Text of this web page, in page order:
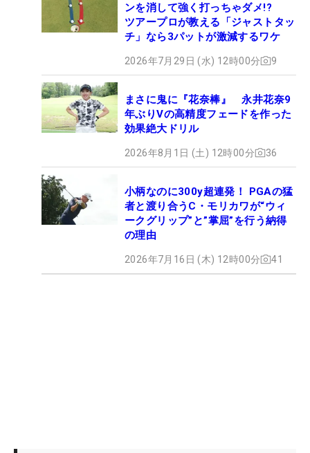
ンを消して強く打っちゃダメ!?
ツアープロが教える「ジャストタッ
チ」なら3パットが激減するワケ
2026年7月29日 (水) 12時00分 9
まさに鬼に『花奈棒』 永井花奈9
年ぶりVの高精度フェードを作った
効果絶大ドリル
2026年8月1日 (土) 12時00分 36
小柄なのに300y超連発！ PGAの猛
者と渡り合うC・モリカワが“ウィ
ークグリップ”と”掌屈”を行う納得
の理由
2026年7月16日 (木) 12時00分 41